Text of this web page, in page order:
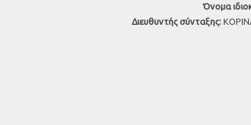
Όνομα
Διευθυντής σύνταξης: